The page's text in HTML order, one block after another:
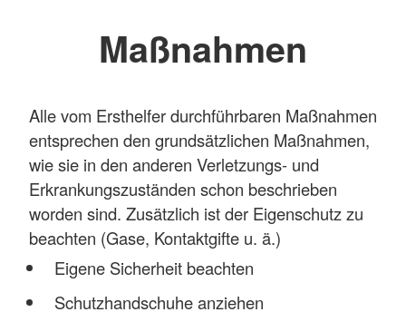
Maßnahmen
Alle vom Ersthelfer durchführbaren Maßnahmen
entsprechen den grundsätzlichen Maßnahmen,
wie sie in den anderen Verletzungs- und
Erkrankungszuständen schon beschrieben
worden sind. Zusätzlich ist der Eigenschutz zu
beachten (Gase, Kontaktgifte u. ä.)
Eigene Sicherheit beachten
Schutzhandschuhe anziehen